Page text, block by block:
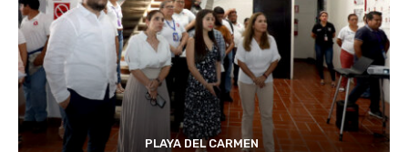
PLAYA DEL CARMEN